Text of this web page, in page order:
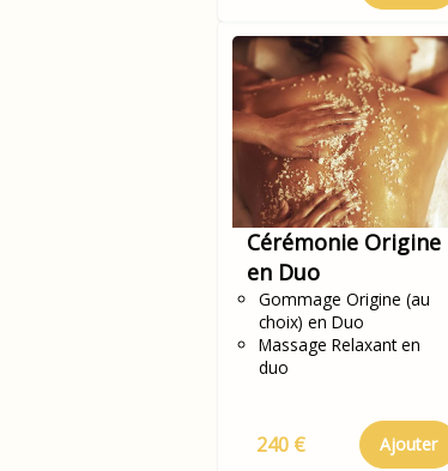
Cérémonie Origine
en Duo
Gommage Origine (au
choix) en Duo
Massage Relaxant en
duo
240 € Ajouter